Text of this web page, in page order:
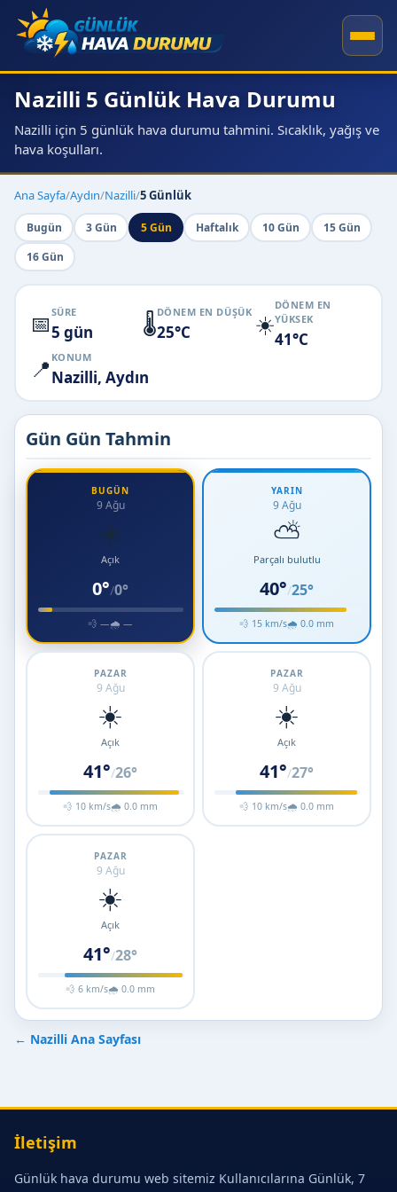
Nazilli 5 Günlük Hava Durumu
Nazilli için 5 günlük hava durumu tahmini. Sıcaklık, yağış ve
hava koşulları.
Ana Sayfa/Aydın/Nazilli/5 Günlük
Bugün 3 Gün 5 Gün Haftalık 10 Gün
15 Gün
16 Gün
📅 SÜRE
5 gün 🌡️DÖNEM EN DÜŞÜK
25°C ☀️
DÖNEM EN
YÜKSEK
41°C
📍 KONUM
Nazilli, Aydın
Gün Gün Tahmin
BUGÜN
9 Ağu
☀️
Açık
0°/0°
💨 —🌧 —
YARIN
9 Ağu
⛅
Parçalı bulutlu
40°/25°
💨 15 km/s🌧 0.0 mm
PAZAR
9 Ağu
☀️
Açık
41°/26°
💨 10 km/s🌧 0.0 mm
PAZAR
9 Ağu
☀️
Açık
41°/27°
💨 10 km/s🌧 0.0 mm
PAZAR
9 Ağu
☀️
Açık
41°/28°
💨 6 km/s🌧 0.0 mm
← Nazilli Ana Sayfası
İletişim
Günlük hava durumu web sitemiz Kullanıcılarına Günlük, 7